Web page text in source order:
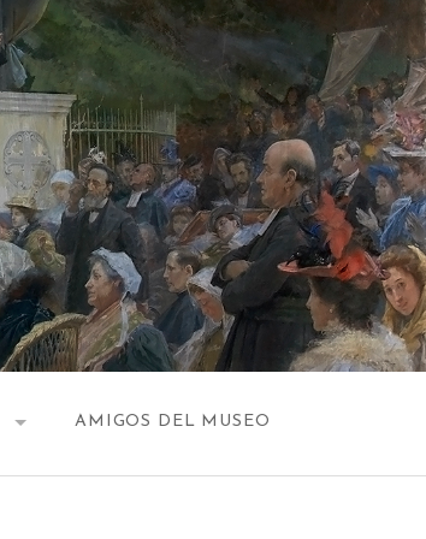
AMIGOS DEL MUSEO